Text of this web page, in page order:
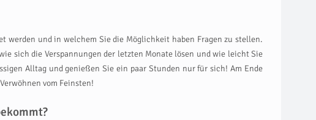
werden und in welchem Sie die Möglichkeit haben Fragen zu stellen.
sich die Verspannungen der letzten Monate lösen und wie leicht Sie
Alltag und genießen Sie ein paar Stunden nur für sich! Am Ende
vom Feinsten!